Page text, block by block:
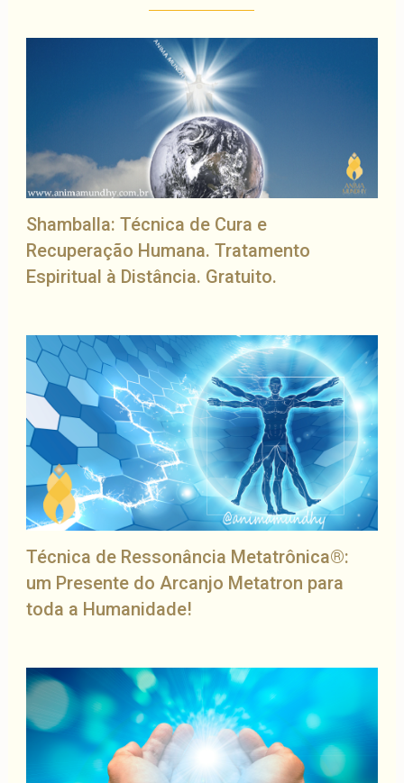
Shamballa: Técnica de Cura e
Recuperação Humana. Tratamento
Espiritual à Distância. Gratuito.
Técnica de Ressonância Metatrônica®:
um Presente do Arcanjo Metatron para
toda a Humanidade!